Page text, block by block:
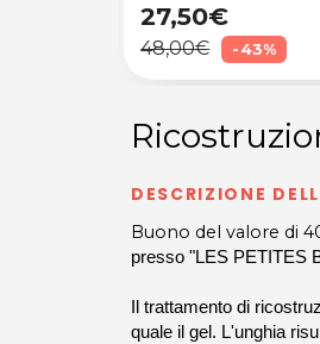
27,50€
48,00€ -43%
DESCRIZIONE
Buono del valore di
presso "LES PETITES
Il trattamento di
quale il gel. L'unghia